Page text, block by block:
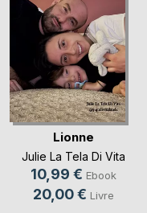
Lionne
Julie La Tela Di Vita
10,99 € Ebook
20,00 € Livre